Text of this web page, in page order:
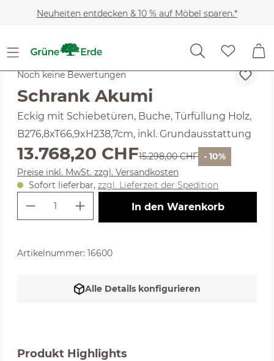
Zum Hauptinhalt springen
Neuheiten entdecken & 10 % auf Möbel sparen.*
Möbel
Kleiderschränke
Noch keine Bewertungen
Schrank Akumi
Eckig mit Schiebetüren, Buche, Türfüllung Holz,
B276,8xT66,9xH238,7cm, inkl. Grundausstattung
Verkaufspreis:
13.768,20 CHFRegulärer Preis:
15.298,00 CHF - 10%
Preise inkl. MwSt. zzgl. Versandkosten
Sofort lieferbar, zzgl. Lieferzeit der Spedition
Produkt Anzahl: Gib den
In den Warenkorb
Artikelnummer: 16600
Alle Details konfigurieren
Produkt Highlights